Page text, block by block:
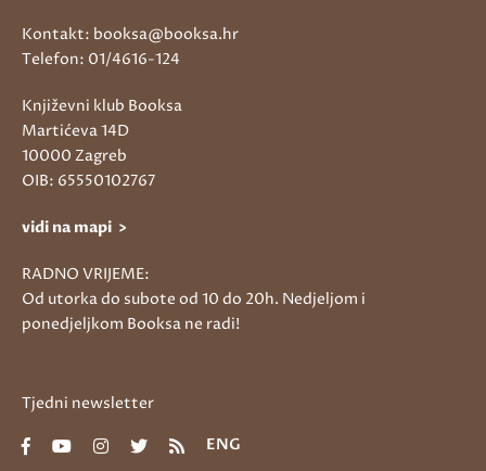
Kontakt: booksa@booksa.hr
Telefon: 01/4616-124
Književni klub Booksa
Martićeva 14D
10000 Zagreb
OIB: 65550102767
vidi na mapi >
RADNO VRIJEME:
Od utorka do subote od 10 do 20h. Nedjeljom i
ponedjeljkom Booksa ne radi!
Tjedni newsletter
ENG